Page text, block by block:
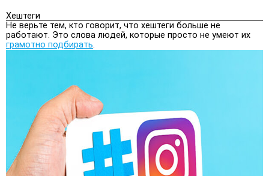
Хештеги
Не верьте тем, кто говорит, что хештеги больше не
работают. Это слова людей, которые просто не умеют их
грамотно подбирать.